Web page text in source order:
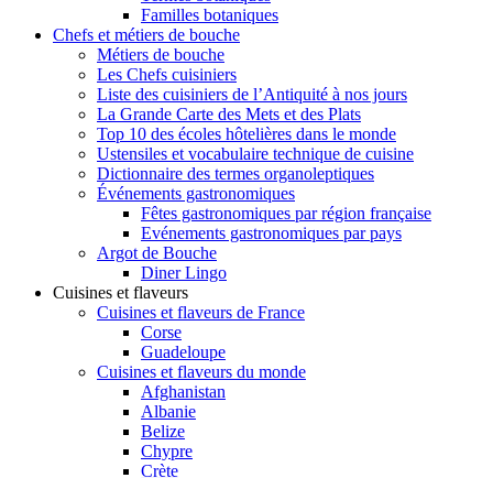
Familles botaniques
Chefs et métiers de bouche
Métiers de bouche
Les Chefs cuisiniers
Liste des cuisiniers de l’Antiquité à nos jours
La Grande Carte des Mets et des Plats
Top 10 des écoles hôtelières dans le monde
Ustensiles et vocabulaire technique de cuisine
Dictionnaire des termes organoleptiques
Événements gastronomiques
Fêtes gastronomiques par région française
Evénements gastronomiques par pays
Argot de Bouche
Diner Lingo
Cuisines et flaveurs
Cuisines et flaveurs de France
Corse
Guadeloupe
Cuisines et flaveurs du monde
Afghanistan
Albanie
Belize
Chypre
Crète